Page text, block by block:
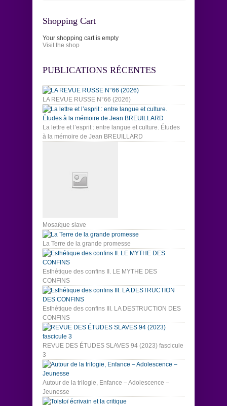
Shopping Cart
Your shopping cart is empty
Visit the shop
PUBLICATIONS RÉCENTES
LA REVUE RUSSE N°66 (2026)
La lettre et l’esprit : entre langue et culture. Études
à la mémoire de Jean BREUILLARD
Mosaïque slave
La Terre de la grande promesse
Esthétique des confins II. LE MYTHE DES
CONFINS
Esthétique des confins III. LA DESTRUCTION DES
CONFINS
REVUE DES ÉTUDES SLAVES 94 (2023) fascicule
3
Autour de la trilogie, Enfance – Adolescence –
Jeunesse